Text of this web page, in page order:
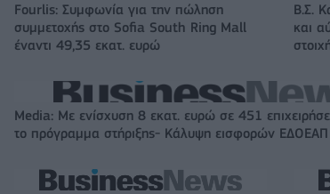
Fourlis: Συμφωνία για την πώληση
συμμετοχής στο Sofia South Ring Mall
έναντι 49,35 εκατ. ευρώ
Β.Σ.
και
Media: Με ενίσχυση 8 εκατ. ευρώ σε 451
το πρόγραμμα στήριξης- Κάλυψη εισφορών ΕΔΟΕΑΠ